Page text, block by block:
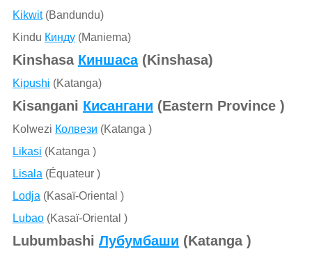
Kikwit(Bandundu)
Kindu Кинду(Maniema)
Kinshasa Киншаса(Kinshasa)
Kipushi (Katanga)
Kisangani Кисангани (Eastern Province )
Kolwezi Колвези (Katanga )
Likasi (Katanga )
Lisala (Équateur )
Lodja (Kasaï-Oriental )
Lubao(Kasaï-Oriental )
Lubumbashi Лубумбаши (Katanga )